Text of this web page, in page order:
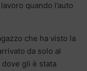
quando l’auto
che ha visto la
da solo al
gli è stata